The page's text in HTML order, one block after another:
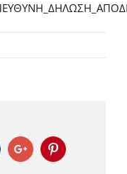
TumblrGoogle+Pinterest